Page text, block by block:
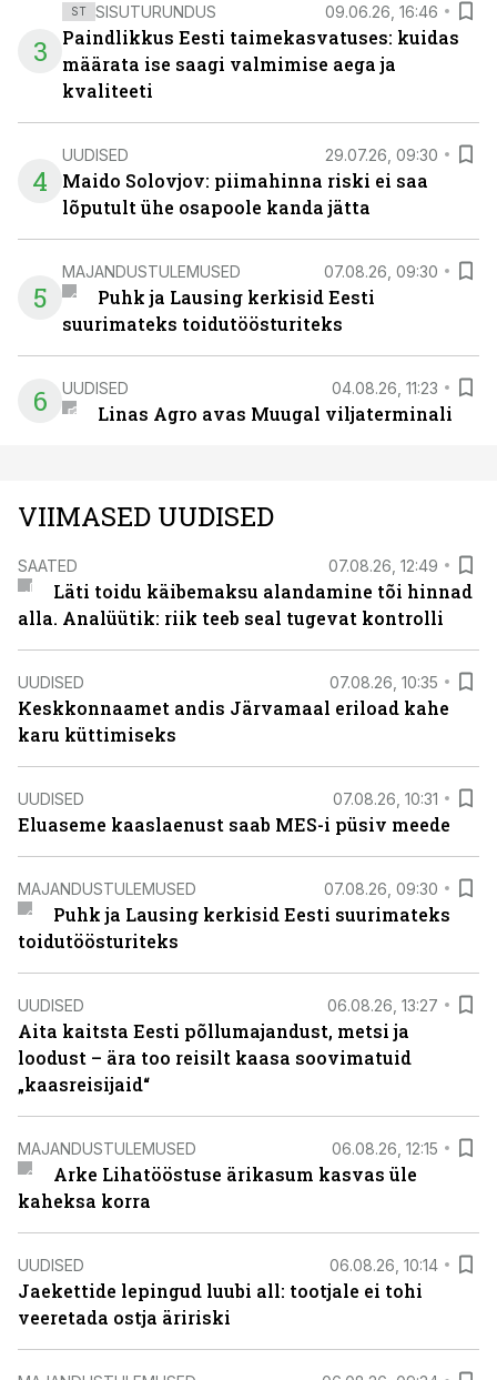
3
ST SISUTURUNDUS 09.06.26, 16:46
Paindlikkus Eesti taimekasvatuses: kuidas
määrata ise saagi valmimise aega ja
kvaliteeti
4
UUDISED 29.07.26, 09:30
Maido Solovjov: piimahinna riski ei saa
lõputult ühe osapoole kanda jätta
5
MAJANDUSTULEMUSED 07.08.26, 09:30
Puhk ja Lausing kerkisid Eesti
suurimateks toidutöösturiteks
6 UUDISED 04.08.26, 11:23
Linas Agro avas Muugal viljaterminali
VIIMASED UUDISED
SAATED 07.08.26, 12:49
Läti toidu käibemaksu alandamine tõi hinnad
alla. Analüütik: riik teeb seal tugevat kontrolli
UUDISED 07.08.26, 10:35
Keskkonnaamet andis Järvamaal eriload kahe
karu küttimiseks
UUDISED 07.08.26, 10:31
Eluaseme kaaslaenust saab MES-i püsiv meede
MAJANDUSTULEMUSED 07.08.26, 09:30
Puhk ja Lausing kerkisid Eesti suurimateks
toidutöösturiteks
UUDISED 06.08.26, 13:27
Aita kaitsta Eesti põllumajandust, metsi ja
loodust – ära too reisilt kaasa soovimatuid
„kaasreisijaid“
MAJANDUSTULEMUSED 06.08.26, 12:15
Arke Lihatööstuse ärikasum kasvas üle
kaheksa korra
UUDISED 06.08.26, 10:14
Jaekettide lepingud luubi all: tootjale ei tohi
veeretada ostja äririski